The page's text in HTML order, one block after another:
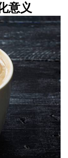
意义